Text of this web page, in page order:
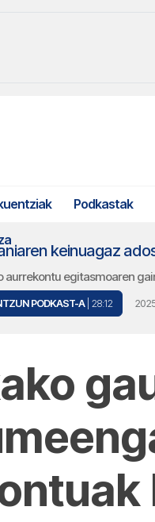
Podkastak
aurrekontu egitasmoaren
PODKAST-A | 28:12